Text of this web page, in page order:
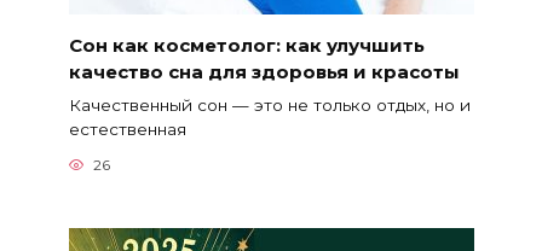
Сон как косметолог: как улучшить
качество сна для здоровья и красоты
Качественный сон — это не только отдых, но и
естественная
26